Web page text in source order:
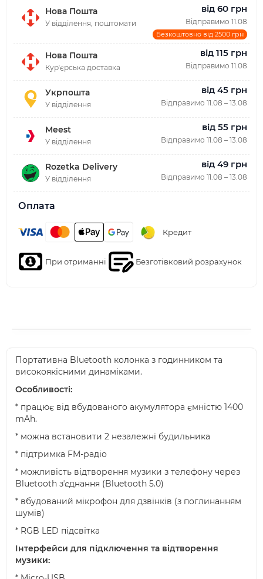
Нова Пошта
У відділення, поштомати
від 60 грн
Відправимо 11.08
Безкоштовно від 2500 грн
Нова Пошта
Курʼєрська доставка
від 115 грн
Відправимо 11.08
Укрпошта
У відділення
від 45 грн
Відправимо 11.08 – 13.08
Meest
У відділення
від 55 грн
Відправимо 11.08 – 13.08
Rozetka Delivery
У відділення
від 49 грн
Відправимо 11.08 – 13.08
Оплата
Кредит
При отриманні Безготівковий розрахунок
Портативна Bluetooth колонка з годинником та
високоякісними динаміками.
Особливості:
* працює від вбудованого акумулятора ємністю 1400
mAh.
* можна встановити 2 незалежні будильника
* підтримка FM-радіо
* можливість відтворення музики з телефону через
Bluetooth зʼєднання (Bluetooth 5.0)
* вбудований мікрофон для дзвінків (з поглинанням
шумів)
* RGB LED підсвітка
Інтерфейси для підключення та відтворення
музики: